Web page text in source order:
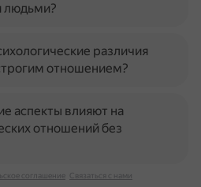
людьми?
различия
отношением?
аспекты влияют на
отношений без
соглашение Связаться с нами